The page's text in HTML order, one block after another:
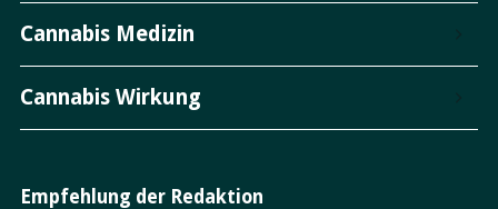
Cannabis Medizin
Cannabis Wirkung
Empfehlung der Redaktion